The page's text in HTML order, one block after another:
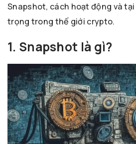
Snapshot, cách hoạt động và
trọng trong thế giới crypto.
1. Snapshot là gì?